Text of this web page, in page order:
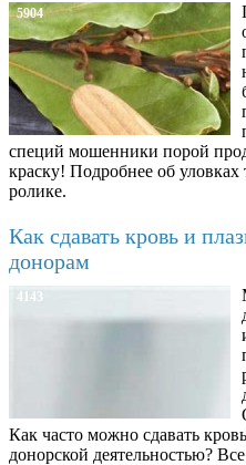
5904
специй мошенники порой
краску! Подробнее об уловках
ролике.
Как сдавать кровь и
донорам
4143
Как часто можно сдавать
донорской деятельностью?